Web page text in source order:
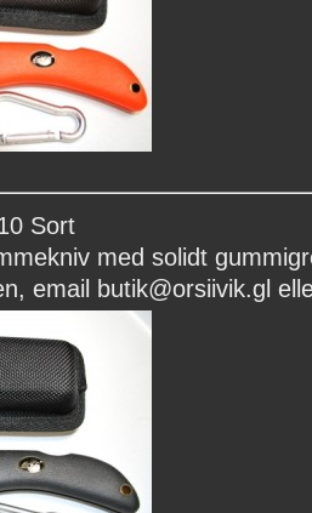
Sort
med solidt
email butik@orsiivik.gl